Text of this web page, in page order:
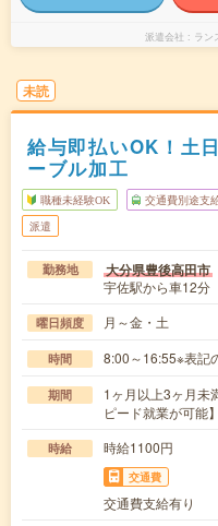
派遣会社 ラン
未読
給与即払いOK！土
ーブル加工
職種未経験OK 交通費別途支
派遣
勤務地 大分県豊後高田市
宇佐駅から車12分
曜日頻度 月～金・土
時間 8:00～16:55※表記
期間
1ヶ月以上3ヶ月未
ピード就業が可能
時給 時給1100円
交通費
交通費支給有り